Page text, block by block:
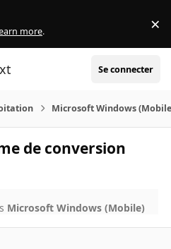
more. ×
Se connecter
Microsoft Windows
de conversion
Microsoft Windows (Mobile)